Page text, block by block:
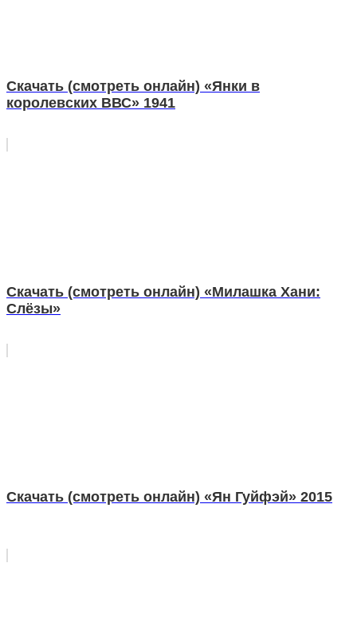
Скачать (смотреть онлайн) «Янки в
королевских ВВС» 1941
Скачать (смотреть онлайн) «Милашка Хани:
Слёзы»
Скачать (смотреть онлайн) «Ян Гуйфэй» 2015